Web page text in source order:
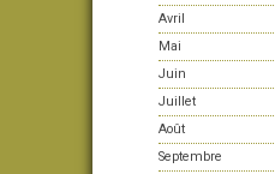
Avril
Mai
Juin
Juillet
Août
Septembre